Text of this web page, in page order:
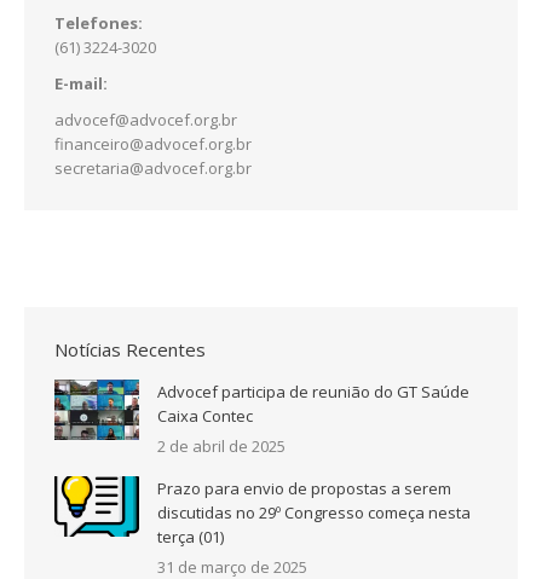
Telefones:
(61) 3224-3020
E-mail:
advocef@advocef.org.br
financeiro@advocef.org.br
secretaria@advocef.org.br
Notícias Recentes
Advocef participa de reunião do GT Saúde
Caixa Contec
2 de abril de 2025
Prazo para envio de propostas a serem
discutidas no 29º Congresso começa nesta
terça (01)
31 de março de 2025